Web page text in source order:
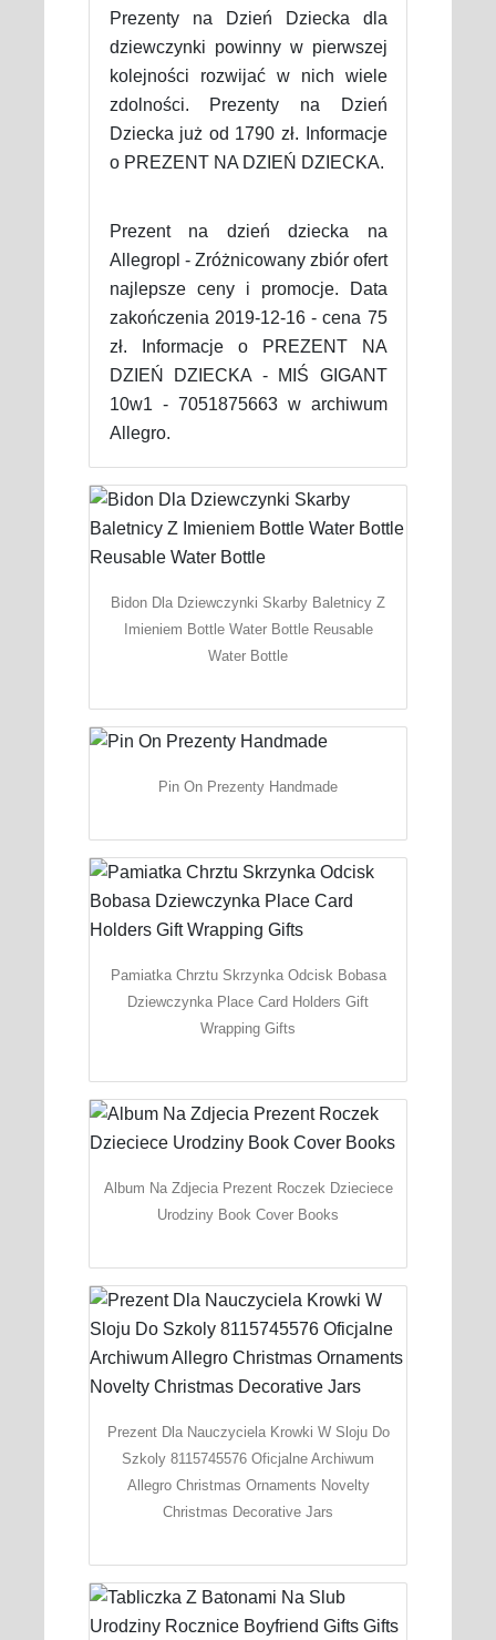
Prezenty na Dzień Dziecka dla
dziewczynki powinny w pierwszej
kolejności rozwijać w nich wiele
zdolności. Prezenty na Dzień
Dziecka już od 1790 zł. Informacje
o PREZENT NA DZIEŃ DZIECKA.
Prezent na dzień dziecka na
Allegropl - Zróżnicowany zbiór ofert
najlepsze ceny i promocje. Data
zakończenia 2019-12-16 - cena 75
zł. Informacje o PREZENT NA
DZIEŃ DZIECKA - MIŚ GIGANT
10w1 - 7051875663 w archiwum
Allegro.
Bidon Dla Dziewczynki Skarby Baletnicy Z
Imieniem Bottle Water Bottle Reusable
Water Bottle
Pin On Prezenty Handmade
Pamiatka Chrztu Skrzynka Odcisk Bobasa
Dziewczynka Place Card Holders Gift
Wrapping Gifts
Album Na Zdjecia Prezent Roczek Dzieciece
Urodziny Book Cover Books
Prezent Dla Nauczyciela Krowki W Sloju Do
Szkoly 8115745576 Oficjalne Archiwum
Allegro Christmas Ornaments Novelty
Christmas Decorative Jars